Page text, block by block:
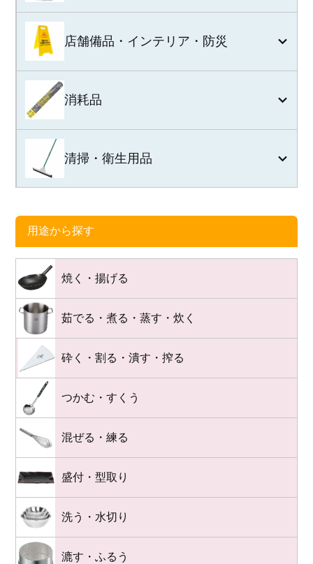
店舗備品・インテリア・防災
消耗品
清掃・衛生用品
用途から探す
焼く・揚げる
茹でる・煮る・蒸す・炊く
砕く・割る・潰す・搾る
つかむ・すくう
混ぜる・練る
盛付・型取り
洗う・水切り
漉す・ふるう